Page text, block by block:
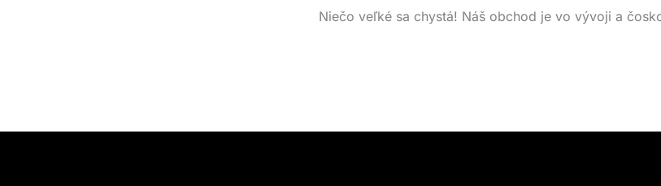
Niečo veľké sa chystá! Náš obchod je vo vývoji a